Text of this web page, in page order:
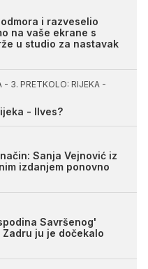
i razveselio
na vaše ekrane s
u studio za nastavak
- 3. PRETKOLO: RIJEKA -
- Ilves?
Sanja Vejnović iz
izdanjem ponovno
Savršenog'
ju je dočekalo